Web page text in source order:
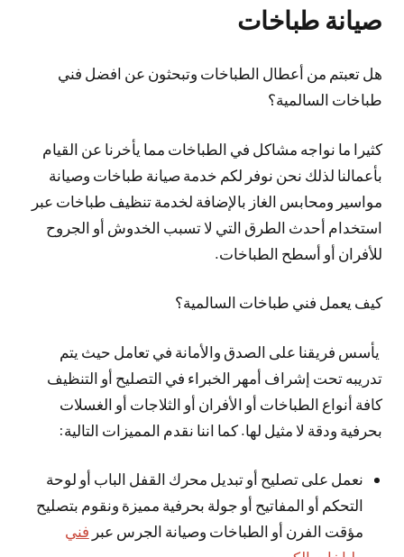
صيانة طباخات
هل تعبتم من أعطال الطباخات وتبحثون عن افضل فني
طباخات السالمية؟
كثيرا ما نواجه مشاكل في الطباخات مما يأخرنا عن القيام
بأعمالنا لذلك نحن نوفر لكم خدمة صيانة طباخات وصيانة
مواسير ومحابس الغاز بالإضافة لخدمة تنظيف طباخات عبر
استخدام أحدث الطرق التي لا تسبب الخدوش أو الجروح
للأفران أو أسطح الطباخات.
كيف يعمل فني طباخات السالمية؟
يأسس فريقنا على الصدق والأمانة في تعامل حيث يتم
تدريبه تحت إشراف أمهر الخبراء في التصليح أو التنظيف
كافة أنواع الطباخات أو الأفران أو الثلاجات أو الغسلات
بحرفية ودقة لا مثيل لها. كما اننا نقدم المميزات التالية:
نعمل على تصليح أو تبديل محرك القفل الباب أو لوحة
التحكم أو المفاتيح أو جولة بحرفية مميزة ونقوم بتصليح
مؤقت الفرن أو الطباخات وصيانة الجرس عبر فني